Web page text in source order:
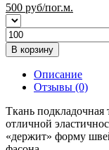
500 руб/пог.м.
В корзину
Описание
Отзывы (0)
Ткань подкладочная
отличной
«держит» форму